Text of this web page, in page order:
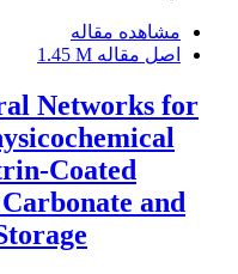
مشاهده مقاله
اصل مقاله 1.45 M
Networks for
Coated
and